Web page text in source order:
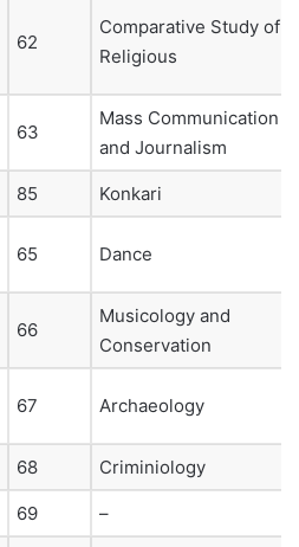
62
Comparative Study of
Religious
63
Mass Communication
and Journalism
85 Konkari
65 Dance
66
Musicology and
Conservation
67 Archaeology
68 Criminiology
69 –